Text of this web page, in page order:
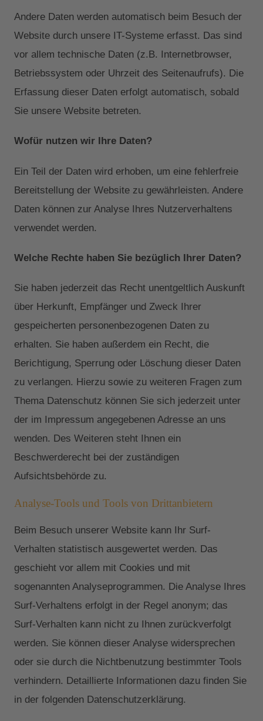
Andere Daten werden automatisch beim Besuch der
Website durch unsere IT-Systeme erfasst. Das sind
vor allem technische Daten (z.B. Internetbrowser,
Betriebssystem oder Uhrzeit des Seitenaufrufs). Die
Erfassung dieser Daten erfolgt automatisch, sobald
Sie unsere Website betreten.
Wofür nutzen wir Ihre Daten?
Ein Teil der Daten wird erhoben, um eine fehlerfreie
Bereitstellung der Website zu gewährleisten. Andere
Daten können zur Analyse Ihres Nutzerverhaltens
verwendet werden.
Welche Rechte haben Sie bezüglich Ihrer Daten?
Sie haben jederzeit das Recht unentgeltlich Auskunft
über Herkunft, Empfänger und Zweck Ihrer
gespeicherten personenbezogenen Daten zu
erhalten. Sie haben außerdem ein Recht, die
Berichtigung, Sperrung oder Löschung dieser Daten
zu verlangen. Hierzu sowie zu weiteren Fragen zum
Thema Datenschutz können Sie sich jederzeit unter
der im Impressum angegebenen Adresse an uns
wenden. Des Weiteren steht Ihnen ein
Beschwerderecht bei der zuständigen
Aufsichtsbehörde zu.
Analyse-Tools und Tools von Drittanbietern
Beim Besuch unserer Website kann Ihr Surf-
Verhalten statistisch ausgewertet werden. Das
geschieht vor allem mit Cookies und mit
sogenannten Analyseprogrammen. Die Analyse Ihres
Surf-Verhaltens erfolgt in der Regel anonym; das
Surf-Verhalten kann nicht zu Ihnen zurückverfolgt
werden. Sie können dieser Analyse widersprechen
oder sie durch die Nichtbenutzung bestimmter Tools
verhindern. Detaillierte Informationen dazu finden Sie
in der folgenden Datenschutzerklärung.